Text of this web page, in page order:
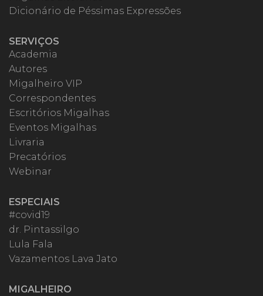
Dicionário de Péssimas Expressões
SERVIÇOS
Academia
Autores
Migalheiro VIP
Correspondentes
Escritórios Migalhas
Eventos Migalhas
Livraria
Precatórios
Webinar
ESPECIAIS
#covid19
dr. Pintassilgo
Lula Fala
Vazamentos Lava Jato
MIGALHEIRO